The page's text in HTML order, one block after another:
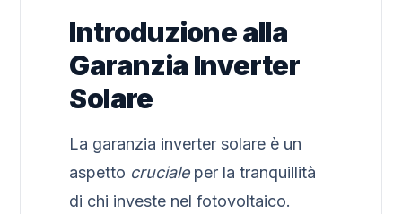
Introduzione alla
Garanzia Inverter
Solare
La garanzia inverter solare è un
aspetto crucialeper la tranquillità
di chi investe nel fotovoltaico.